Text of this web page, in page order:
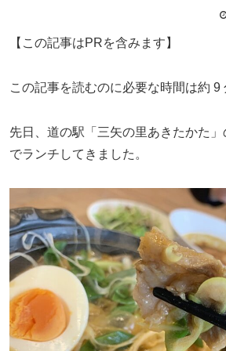
【この記事はPRを含みます】
この記事を読むのに必要な時間は約 9
先日、道の駅「三矢の里あきたかた
でランチしてきました。